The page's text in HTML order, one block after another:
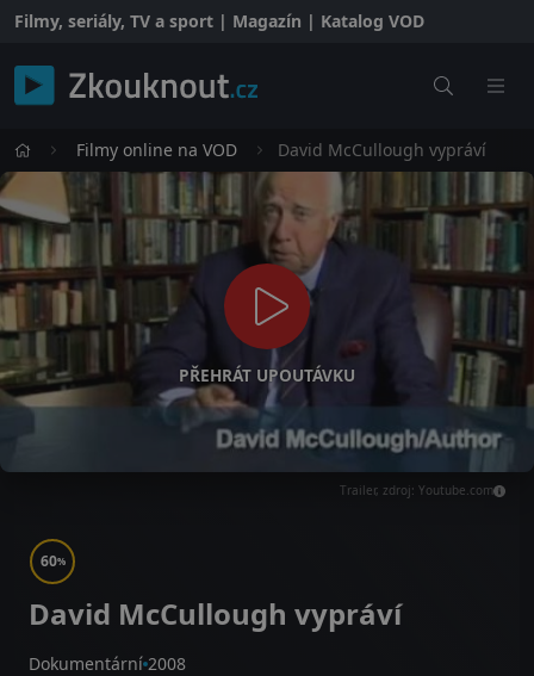
Filmy, seriály, TV a sport | Magazín | Katalog VOD
Filmy online na VOD David McCullough vypráví
PŘEHRÁT UPOUTÁVKU
Trailer, zdroj: Youtube.com
60%
David McCullough vypráví
Dokumentární 2008